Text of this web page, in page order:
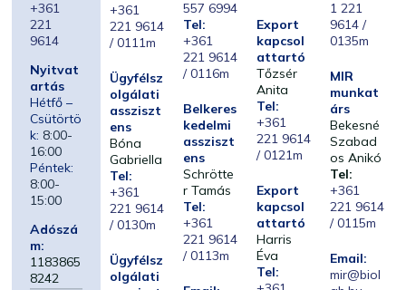
+361
221
9614
Nyitvat
artás
Hétfő –
Csütörtö
k: 8:00-
16:00
Péntek:
8:00-
15:00
Adószá
m:
1183865
8242
+361
221 9614
/ 0111m
Ügyfélsz
olgálati
assziszt
ens
Bóna
Gabriella
Tel:
+361
221 9614
/ 0130m
Ügyfélsz
olgálati
557 6994
Tel:
+361
221 9614
/ 0116m
Belkeres
kedelmi
assziszt
ens
Schrötte
r Tamás
Tel:
+361
221 9614
/ 0113m
Export
kapcsol
attartó
Tőzsér
Anita
Tel:
+361
221 9614
/ 0121m
Export
kapcsol
attartó
Harris
Éva
Tel:
1 221
9614 /
0135m
MIR
munkat
árs
Bekesné
Szabad
os Anikó
Tel:
+361
221 9614
/ 0115m
Email:
mir@biol